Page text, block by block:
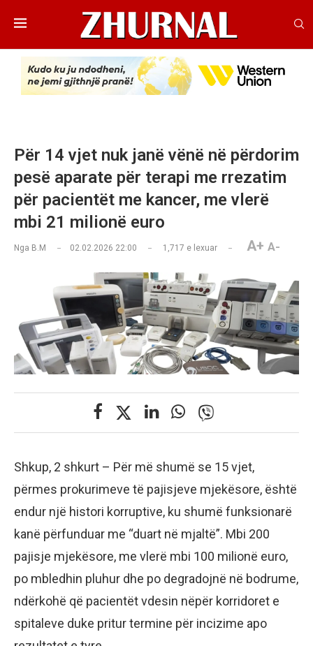
Për 14 vjet nuk janë vënë në përdorim
pesë aparate për terapi me rrezatim
për pacientët me kancer, me vlerë
mbi 21 milionë euro
Nga B.M 02.02.2026 22:00 1,717 e lexuar A+ A-
Shkup, 2 shkurt – Për më shumë se 15 vjet,
përmes prokurimeve të pajisjeve mjekësore, është
endur një histori korruptive, ku shumë funksionarë
kanë përfunduar me “duart në mjaltë”. Mbi 200
pajisje mjekësore, me vlerë mbi 100 milionë euro,
po mbledhin pluhur dhe po degradojnë në bodrume,
ndërkohë që pacientët vdesin nëpër korridoret e
spitaleve duke pritur termine për incizime apo